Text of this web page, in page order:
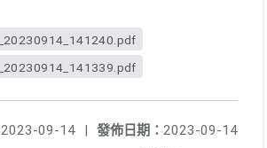
發佈日期： 2023-09-14
2023-09-14
|